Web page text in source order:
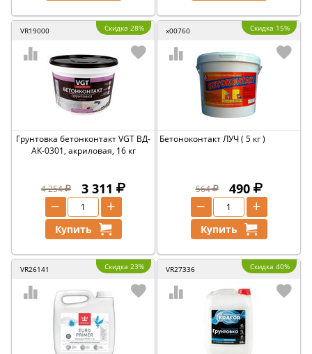
VR19000 Скидка 28%
Грунтовка бетонконтакт VGT ВД-
АК-0301, акриловая, 16 кг
4 254 3 311
+
−
Купить
x00760 Скидка 15%
Бетоноконтакт ЛУЧ ( 5 кг )
564 490
+
−
Купить
VR26141 Скидка 23% VR27336 Скидка 40%